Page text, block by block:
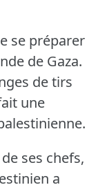
se préparer
de Gaza.
de tirs
une
ses chefs,
a